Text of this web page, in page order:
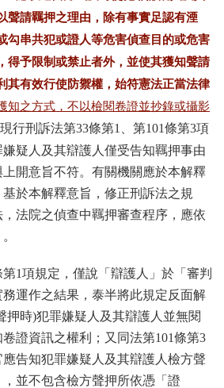
聲請羈押之理由，除有事實足認有湮
勾串共犯或證人等危害偵查目的或危害
得予限制或禁止者外，並使其獲知聲請
其有效行使防禦權，始符憲法正當法律
知之方式，不以檢閱卷證並抄錄或攝影
行刑訴法第33條第1、第101條第3項
疑人及其辯護人僅受告知羈押事由
開意旨不符。有關機關應於本解釋
於本解釋意旨，修正刑訴法之規
法院之偵查中羈押審查程序，應依
1項規定，僅說「辯護人」於「審判
運作之結果，泰半將此規定反面解
押時)犯罪嫌疑人及其辯護人並無閱
證資訊之權利；又同法第101條第3
告知犯罪嫌疑人及其辯護人檢方聲
並不包含檢方聲押所依憑「證